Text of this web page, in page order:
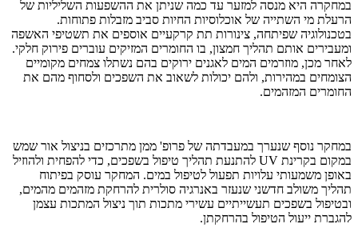
במחקרה היא מנסה למזער עד כמה שניתן את ההשפעות השליליות של
הרעלת מי השתייה של אוכלוסיות החיות סביב מזבלות פתוחות.
בטכנולוגיה שפיתחה, צינורות תת קרקעיים אוספים את תשטיפי האשפה
ומעבירים אותם תהליך חמצון, בו החומרים המזיקים עוברים פירוק חלקי.
לאחר מכן, מוזרמים המים לאגנים ירוקים בהם נשתלו צמחים מקומיים
הצומחים במהירות, ולהם יכולות לשאוב את השפכים ולסחוף מהם את
החומרים המזהמים.
במחקר נוסף שנערך במעבדתה של פרופ' ממן מתרכזים בניצול אור שמש
במקום בקרינת UV להתנעת תהליך טיפול בשפכים, כדי להפחית ולהוזיל
באופן משמעותי עלויות תפעול לטיפול במים. המחקר עוסק בפיתוח
תהליך משולב חדשני שנעזר באנרגיה סולרית להרחקת מזהמים מהמים,
ובטיפול בשפכים תעשייתיים עשירי מתכות תוך ניצול המתכות עצמן
להגברת ייעול הטיפול בהרחקתן.